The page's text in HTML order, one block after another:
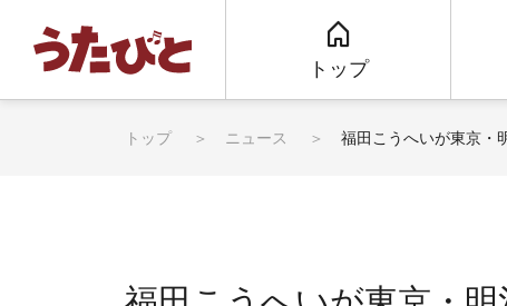
トップ
トップ ニュース 福田こうへいが東京・